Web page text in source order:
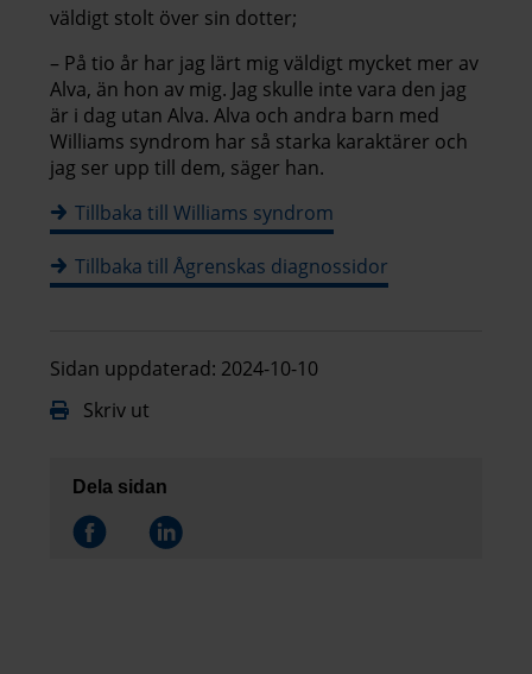
väldigt stolt över sin dotter;
– På tio år har jag lärt mig väldigt mycket mer av
Alva, än hon av mig. Jag skulle inte vara den jag
är i dag utan Alva. Alva och andra barn med
Williams syndrom har så starka karaktärer och
jag ser upp till dem, säger han.
Tillbaka till Williams syndrom
Tillbaka till Ågrenskas diagnossidor
Sidan uppdaterad: 2024-10-10
Skriv ut
Dela sidan
Dela på